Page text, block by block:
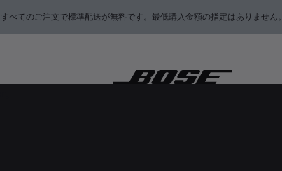
すべてのご注文で標準配送が無料です。最低購入金額の指定はありません。